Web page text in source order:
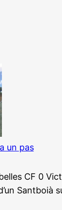
un pas
CF 0
Santboià